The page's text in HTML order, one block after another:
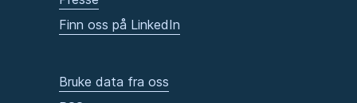
Finn oss på LinkedIn
Bruke data fra oss